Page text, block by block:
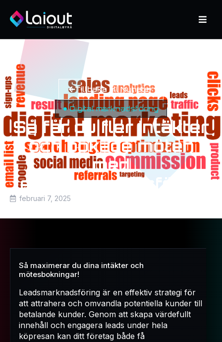
Tillbaka till Nyheter
Digital marknadsföring
Så får du fler intäkter
och bokade möten
med
leadsmarknadsföring
februari 7, 2025
Så maximerar du dina intäkter och
mötesbokningar!
Leadsmarknadsföring är en effektiv strategi för
att attrahera och omvandla potentiella kunder till
betalande kunder. Genom att skapa värdefullt
innehåll och engagera leads under hela
köpresan kan ditt företag både få